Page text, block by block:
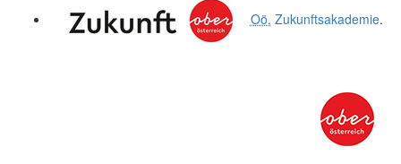
Oö. Zukunftsakademie.